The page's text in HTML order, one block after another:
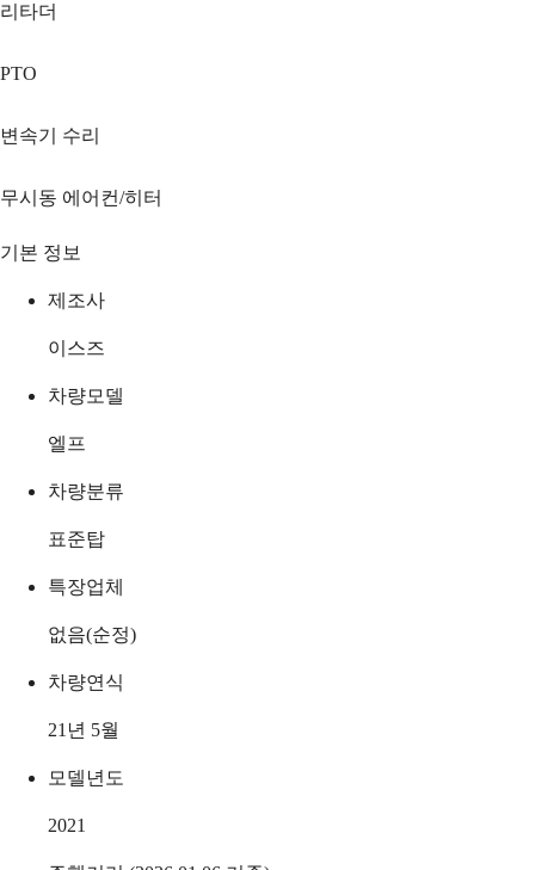
리타더
PTO
변속기 수리
무시동 에어컨/히터
기본 정보
제조사
이스즈
차량모델
엘프
차량분류
표준탑
특장업체
없음(순정)
차량연식
21년 5월
모델년도
2021